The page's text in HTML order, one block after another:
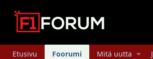
Etusivu Foorumi Mitä uutta